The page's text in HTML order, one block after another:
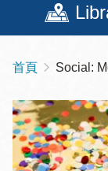
導
航
連
結
首頁 Social: